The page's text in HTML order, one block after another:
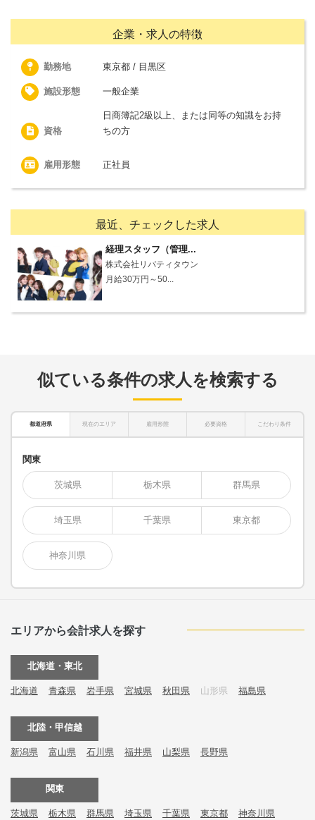
企業・求人の特徴
勤務地 東京都 / 目黒区
施設形態 一般企業
資格
日商簿記2級以上、または同等の知識をお持
ちの方
雇用形態 正社員
最近、チェックした求人
経理スタッフ（管理...
株式会社リバティタウン
月給30万円～50...
似ている条件の求人を検索する
都道府県 現在のエリア 雇用形態 必要資格 こだわり条件
関東
茨城県 栃木県 群馬県
埼玉県 千葉県 東京都
神奈川県
エリアから会計求人を探す
北海道・東北
北海道 青森県 岩手県 宮城県 秋田県 山形県 福島県
北陸・甲信越
新潟県 富山県 石川県 福井県 山梨県 長野県
関東
茨城県 栃木県 群馬県 埼玉県 千葉県 東京都 神奈川県